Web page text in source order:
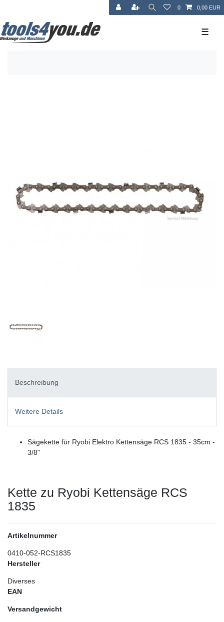
0 0,00 EUR
☰
Beschreibung
Weitere Details
Sägekette für Ryobi Elektro Kettensäge RCS 1835 - 35cm -
3/8"
Kette zu Ryobi Kettensäge RCS
1835
Artikelnummer
0410-052-RCS1835
Hersteller
Diverses
EAN
Versandgewicht